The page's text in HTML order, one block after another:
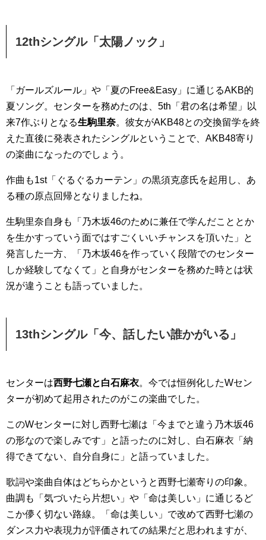
12thシングル「太陽ノック」
「ガールズルール」や「夏のFree&Easy」に通じるAKB的
夏ソング。センターを務めたのは、5th「君の名は希望」以
来7作ぶりとなる生駒里奈。彼女がAKB48との交換留学を終
えた直後に発表されたシングルということで、AKB48寄り
の楽曲になったのでしょう。
作曲も1st「ぐるぐるカーテン」の黒須克彦氏を起用し、あ
る種の原点回帰となりましたね。
生駒里奈自身も「乃木坂46のために兼任で学んだこととか
を生かすっていう面ではすごくいいチャンスを頂いた」と
発言した一方、「乃木坂46を作っていく段階でのセンター
しか経験してなくて」と自身がセンターを務めた時とは状
況が違うことも語っていました。
13thシングル「今、話したい誰かがいる」
センターは西野七瀬と白石麻衣。今では恒例化したWセン
ターが初めて起用されたのがこの楽曲でした。
このWセンターに対し西野七瀬は「今までと違う乃木坂46
の形なので楽しみです」と語ったのに対し、白石麻衣「納
得できてない、自分自身に」と語っていました。
歌詞や楽曲自体はどちらかというと西野七瀬寄りの印象。
曲調も「気づいたら片想い」や「命は美しい」に通じるど
こか儚く切ない路線。「命は美しい」で改めて西野七瀬の
ダンス力や表現力が評価されての結果だと思われますが、